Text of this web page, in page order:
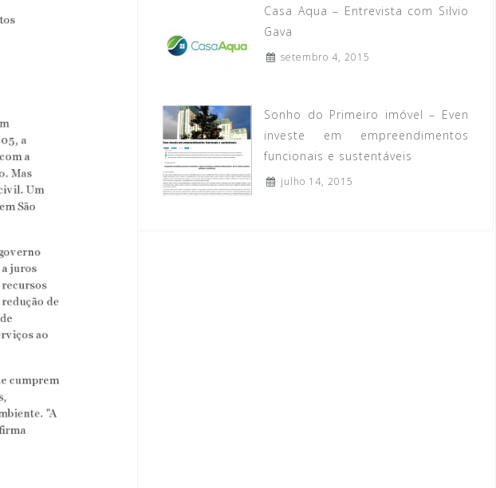
Casa Aqua – Entrevista com Silvio
Gava
setembro 4, 2015
Sonho do Primeiro imóvel – Even
investe em empreendimentos
funcionais e sustentáveis
julho 14, 2015